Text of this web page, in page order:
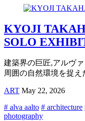
KYOJI
SOLO
建築界の巨匠,アルヴ
周囲の自然環境を捉え
ART May 22, 2026
# alva aalto # architecture
photography